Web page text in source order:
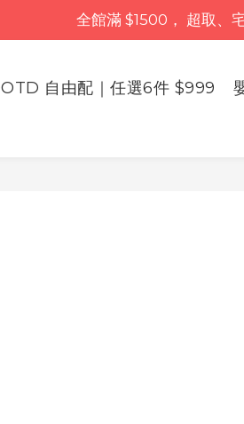
全館滿 $1500， 超取、
自由配｜任選6件 $999